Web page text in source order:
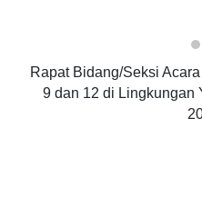
Rapat Bidang/Seksi
9 dan 12 di Lingkungan